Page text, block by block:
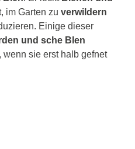
im Garten zu verwildern
Einige dieser
und sche Blen
sie erst halb gefnet